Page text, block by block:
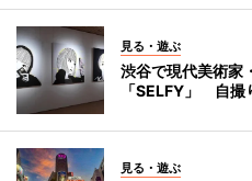
見る・遊ぶ
渋谷で現代美術家
「SELFY」 自撮
見る・遊ぶ